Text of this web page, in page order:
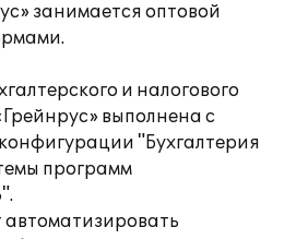
занимается оптовой
и налогового
выполнена с
"Бухгалтерия
программ
автоматизировать